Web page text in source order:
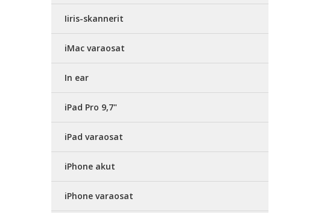
Iiris-skannerit
iMac varaosat
In ear
iPad Pro 9,7"
iPad varaosat
iPhone akut
iPhone varaosat